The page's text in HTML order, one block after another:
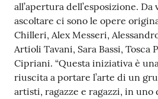
all’apertura dell’esposizione.
ascoltare ci sono le opere
Chilleri, Alex Messeri,
Artioli Tavani, Sara Bassi, Tosca
Cipriani. “Questa iniziativa è
riuscita a portare l’arte di un
artisti, ragazze e ragazzi, in uno